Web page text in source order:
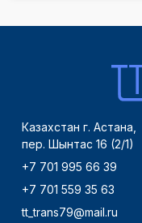
Казахстан г. Астана,
пер. Шынтас 16 (2/1)
+7 701 995 66 39
+7 701 559 35 63
tt_trans79@mail.ru